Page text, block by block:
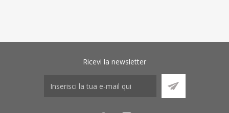
Ricevi la newsletter